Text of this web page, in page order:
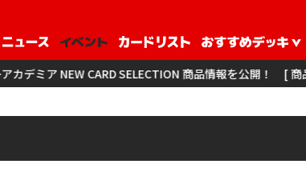
商品情報を公開！ [ 商品情報 ] アイドルマス